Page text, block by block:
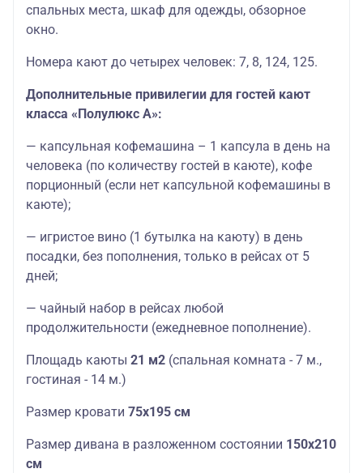
спальных места, шкаф для одежды, обзорное
окно.
Номера кают до четырех человек: 7, 8, 124, 125.
Дополнительные привилегии для гостей кают
класса «Полулюкс А»:
— капсульная кофемашина – 1 капсула в день на
человека (по количеству гостей в каюте), кофе
порционный (если нет капсульной кофемашины в
каюте);
— игристое вино (1 бутылка на каюту) в день
посадки, без пополнения, только в рейсах от 5
дней;
— чайный набор в рейсах любой
продолжительности (ежедневное пополнение).
Площадь каюты 21 м2 (спальная комната - 7 м.,
гостиная - 14 м.)
Размер кровати 75х195 см
Размер дивана в разложенном состоянии 150х210
см